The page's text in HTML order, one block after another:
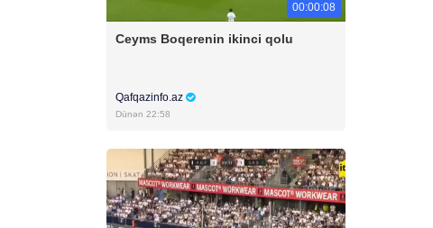
00:00:08
Ceyms Boqerenin ikinci qolu
Qafqazinfo.az
Dünən 22:58